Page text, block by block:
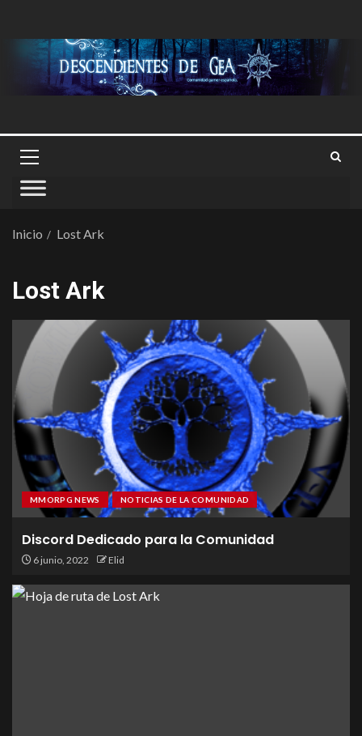
Inicio Lost Ark
Lost Ark
MMORPG NEWS NOTICIAS DE LA COMUNIDAD
Discord Dedicado para la Comunidad
6 junio, 2022 Elid